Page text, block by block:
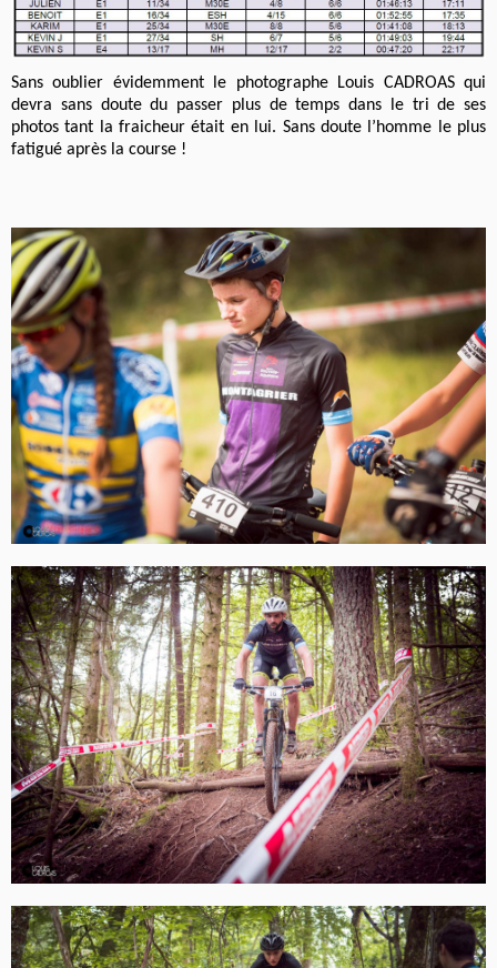
Sans oublier évidemment le photographe Louis CADROAS qui
devra sans doute du passer plus de temps dans le tri de ses
photos tant la fraicheur était en lui. Sans doute l’homme le plus
fatigué après la course !